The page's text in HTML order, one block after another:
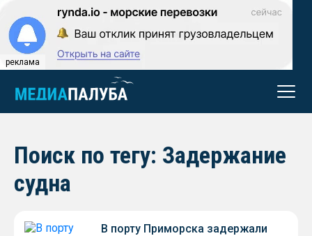
реклама
Поиск по тегу: Задержание
судна
В порту Приморска задержали